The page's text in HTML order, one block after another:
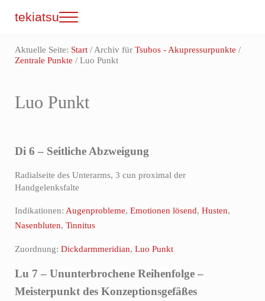
tekiatsu Menu
Aktuelle Seite: Start /Archiv für Tsubos - Akupressurpunkte /
Zentrale Punkte /Luo Punkt
Luo Punkt
Di 6 – Seitliche Abzweigung
Radialseite des Unterarms, 3 cun proximal der
Handgelenksfalte
Indikationen: Augenprobleme, Emotionen lösend, Husten,
Nasenbluten, Tinnitus
Zuordnung: Dickdarmmeridian, Luo Punkt
Lu 7 – Ununterbrochene Reihenfolge –
Meisterpunkt des Konzeptionsgefäßes